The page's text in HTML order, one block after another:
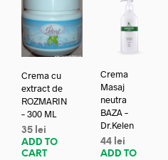
Crema cu
extract de
ROZMARIN
– 300 ML
35 lei
ADD TO
CART
Crema
Masaj
neutra
BAZA –
Dr.Kelen
44 lei
ADD TO